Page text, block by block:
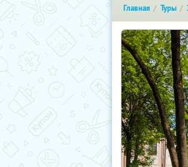
Главная Туры